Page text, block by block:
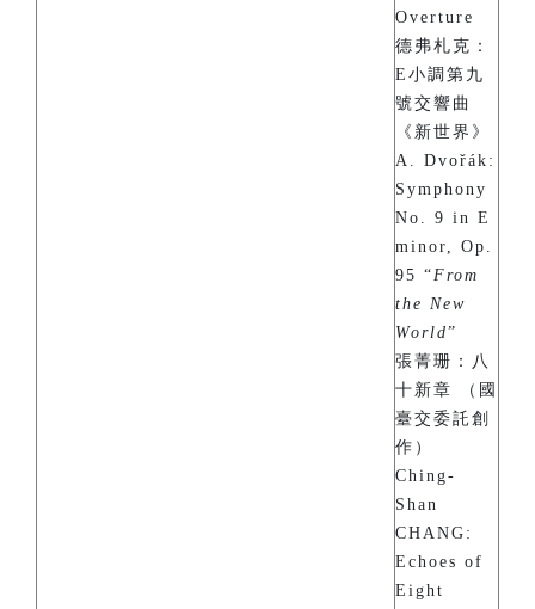
Overture
德弗札克：
E小調第九
號交響曲
《新世界》
A. Dvořák:
Symphony
No. 9 in E
minor, Op.
95 “From
the New
World”
張菁珊：八
十新章 （國
臺交委託創
作）
Ching-
Shan
CHANG:
Echoes of
Eight